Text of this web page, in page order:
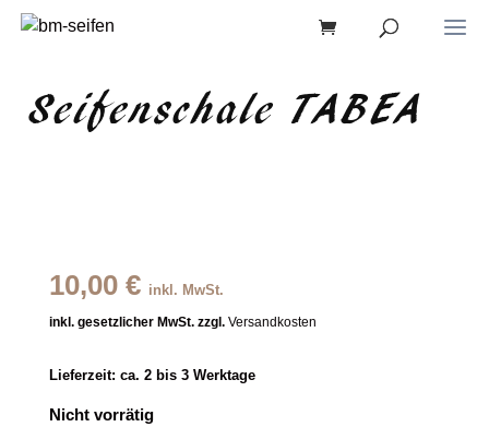
Seifenschale TABEA
10,00 € inkl. MwSt.
inkl. gesetzlicher MwSt. zzgl. Versandkosten
Lieferzeit: ca. 2 bis 3 Werktage
Nicht vorrätig